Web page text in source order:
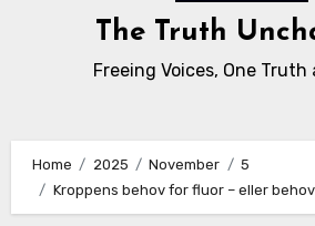
The Truth
Freeing Voices, One Truth
Home 2025 November
5
Kroppens behov for fluor – eller